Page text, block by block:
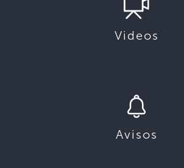
Videos
Avisos